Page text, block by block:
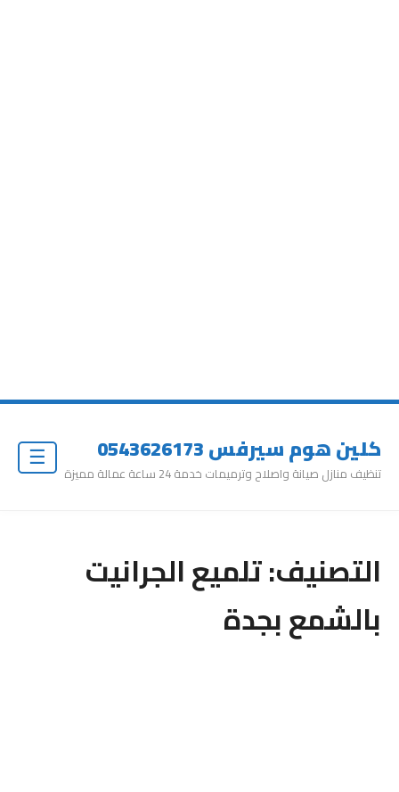
كلين هوم سيرفس 0543626173
تنظيف منازل صيانة واصلاح وترميمات خدمة 24 ساعة عمالة مميزة
التصنيف:تلميع الجرانيت
بالشمع بجدة